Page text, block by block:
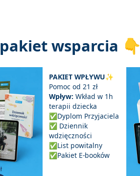
pakiet wsparcia 👇
PAKIET WPŁYWU✨
Pomoc od 21 zł
Wpływ: Wkład w 1h
terapii dziecka
✅Dyplom Przyjaciela
✅ Dziennik
wdzięczności
✅List powitalny
✅Pakiet E-booków